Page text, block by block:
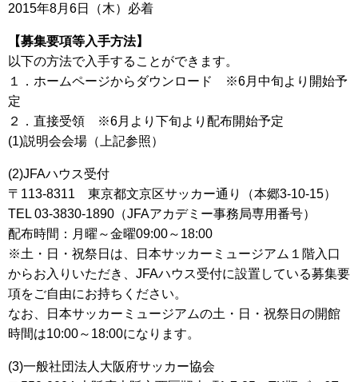
2015年8月6日（木）必着
【募集要項等入手方法】
以下の方法で入手することができます。
１．ホームページからダウンロード ※6月中旬より開始予
定
２．直接受領 ※6月より下旬より配布開始予定
(1)説明会会場（上記参照）
(2)JFAハウス受付
〒113-8311 東京都文京区サッカー通り（本郷3-10-15）
TEL 03-3830-1890（JFAアカデミー事務局専用番号）
配布時間：月曜～金曜09:00～18:00
※土・日・祝祭日は、日本サッカーミュージアム１階入口
からお入りいただき、JFAハウス受付に設置している募集要
項をご自由にお持ちください。
なお、日本サッカーミュージアムの土・日・祝祭日の開館
時間は10:00～18:00になります。
(3)一般社団法人大阪府サッカー協会